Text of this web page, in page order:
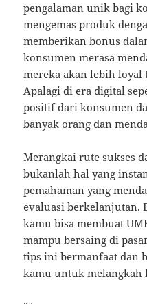
pengalaman unik bagi
mengemas produk
memberikan bonus
konsumen merasa
mereka akan lebih loyal
Apalagi di era digital
positif dari konsumen
banyak orang dan
Merangkai rute sukses
bukanlah hal yang
pemahaman yang
evaluasi berkelanjutan.
kamu bisa membuat
mampu bersaing di
tips ini bermanfaat dan
kamu untuk melangkah